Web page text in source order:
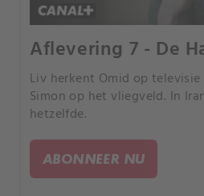
Aflevering 7 - De
Liv herkent Omid op
Simon op het vliegveld. In
hetzelfde.
ABONNEER NU